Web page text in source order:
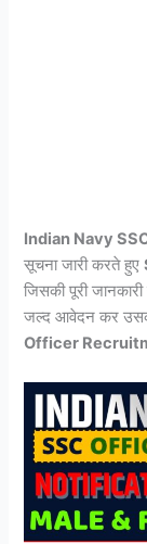
Indian Navy
सूचना जारी करते हुए
जिसकी पूरी
जल्द आवेदन कर
Officer